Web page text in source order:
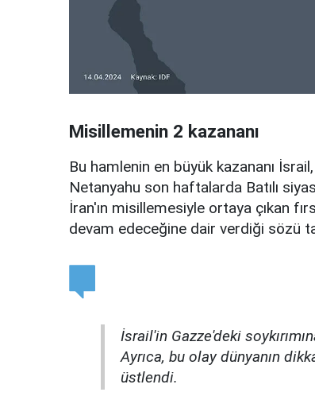
Misillemenin 2 kazananı
Bu hamlenin en büyük kazananı
Netanyahu son haftalarda Batılı
İran'ın misillemesiyle ortaya çıkan
devam edeceğine dair verdiği sözü
İsrail'in Gazze'deki
Ayrıca, bu olay dünyanın
üstlendi.